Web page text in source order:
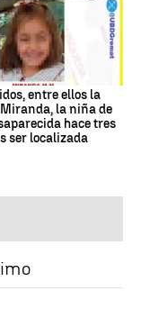
entre ellos la
la niña de
hace tres
ser localizada